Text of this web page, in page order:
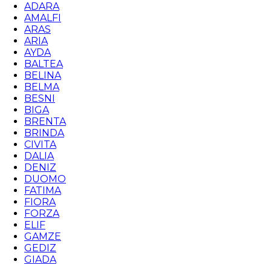
ADARA
AMALFI
ARAS
ARIA
AYDA
BALTEA
BELINA
BELMA
BESNI
BIGA
BRENTA
BRINDA
CIVITA
DALIA
DENIZ
DUOMO
FATIMA
FIORA
FORZA
ELIF
GAMZE
GEDIZ
GIADA